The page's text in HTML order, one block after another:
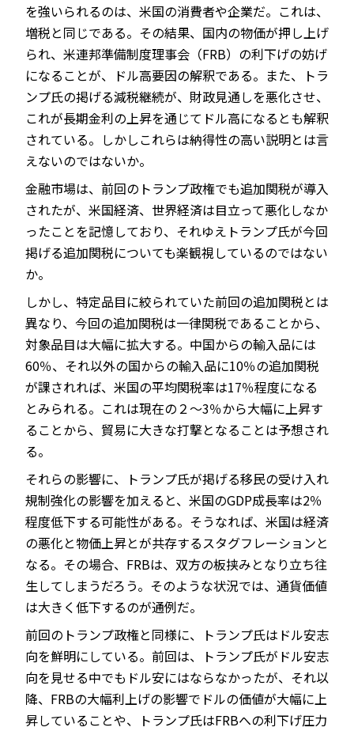
を強いられるのは、米国の消費者や企業だ。これは、
増税と同じである。その結果、国内の物価が押し上げ
られ、米連邦準備制度理事会（FRB）の利下げの妨げ
になることが、ドル高要因の解釈である。また、トラ
ンプ氏の掲げる減税継続が、財政見通しを悪化させ、
これが長期金利の上昇を通じてドル高になるとも解釈
されている。しかしこれらは納得性の高い説明とは言
えないのではないか。
金融市場は、前回のトランプ政権でも追加関税が導入
されたが、米国経済、世界経済は目立って悪化しなか
ったことを記憶しており、それゆえトランプ氏が今回
掲げる追加関税についても楽観視しているのではない
か。
しかし、特定品目に絞られていた前回の追加関税とは
異なり、今回の追加関税は一律関税であることから、
対象品目は大幅に拡大する。中国からの輸入品には
60％、それ以外の国からの輸入品に10％の追加関税
が課されれば、米国の平均関税率は17％程度になる
とみられる。これは現在の２～3％から大幅に上昇す
ることから、貿易に大きな打撃となることは予想され
る。
それらの影響に、トランプ氏が掲げる移民の受け入れ
規制強化の影響を加えると、米国のGDP成長率は2％
程度低下する可能性がある。そうなれば、米国は経済
の悪化と物価上昇とが共存するスタグフレーションと
なる。その場合、FRBは、双方の板挟みとなり立ち往
生してしまうだろう。そのような状況では、通貨価値
は大きく低下するのが通例だ。
前回のトランプ政権と同様に、トランプ氏はドル安志
向を鮮明にしている。前回は、トランプ氏がドル安志
向を見せる中でもドル安にはならなかったが、それ以
降、FRBの大幅利上げの影響でドルの価値が大幅に上
昇していることや、トランプ氏はFRBへの利下げ圧力